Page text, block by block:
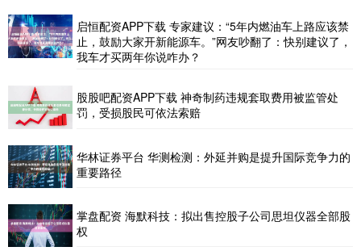
启恒配资APP下载 专家建议：“5年内燃油车上路应该禁
止，鼓励大家开新能源车。”网友吵翻了：快别建议了，
我车才买两年你说咋办？
股股吧配资APP下载 神奇制药违规套取费用被监管处
罚，受损股民可依法索赔
华林证券平台 华测检测：外延并购是提升国际竞争力的
重要路径
掌盘配资 海默科技：拟出售控股子公司思坦仪器全部股
权